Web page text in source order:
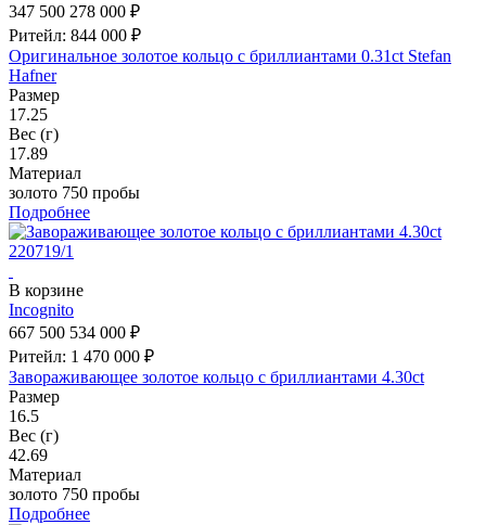
347 500 278 000 ₽
Ритейл: 844 000 ₽
Оригинальное золотое кольцо с бриллиантами 0.31ct Stefan
Hafner
Размер
17.25
Вес (г)
17.89
Материал
золото 750 пробы
Подробнее
В корзине
Incognito
667 500 534 000 ₽
Ритейл: 1 470 000 ₽
Завораживающее золотое кольцо с бриллиантами 4.30ct
Размер
16.5
Вес (г)
42.69
Материал
золото 750 пробы
Подробнее